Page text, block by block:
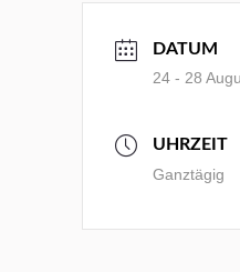
DATUM
24 - 28
UHRZEIT
Ganztägig